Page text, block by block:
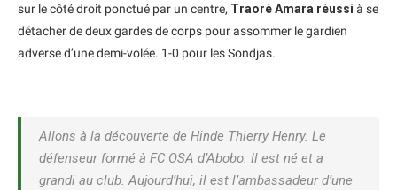
sur le côté droit ponctué par un centre, Traoré Amara réussi à se
détacher de deux gardes de corps pour assommer le gardien
adverse d’une demi-volée. 1-0 pour les Sondjas.
Allons à la découverte de Hinde Thierry Henry. Le
défenseur formé à FC OSA d’Abobo. Il est né et a
grandi au club. Aujourd’hui, il est l’ambassadeur d’une